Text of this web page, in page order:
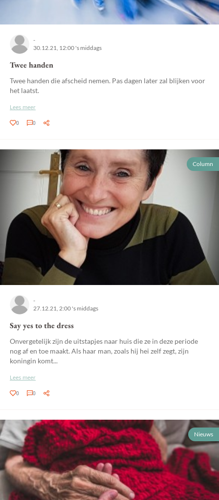
-
30.12.21, 12:00 's middags
Twee handen
Twee handen die afscheid nemen. Pas dagen later zal blijken voor
het laatst.
Lees meer
0 0
Column
-
27.12.21, 2:00 's middags
Say yes to the dress
Onvergetelijk zijn de uitstapjes naar huis die ze in deze periode
nog af en toe maakt. Als haar man, zoals hij hei zelf zegt, zijn
koningin komt...
Lees meer
0 0
Nieuws